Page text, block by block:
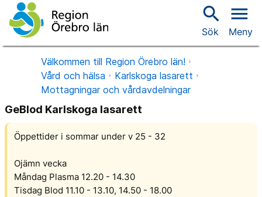
search
Sök
menu
Meny
Välkommen till Region Örebro län!
Vård och hälsa
Karlskoga lasarett
Mottagningar och vårdavdelningar
GeBlod Karlskoga lasarett
Öppettider i sommar under v 25 - 32
Ojämn vecka
Måndag Plasma 12.20 - 14.30
Tisdag Blod 11.10 - 13.10, 14.50 - 18.00